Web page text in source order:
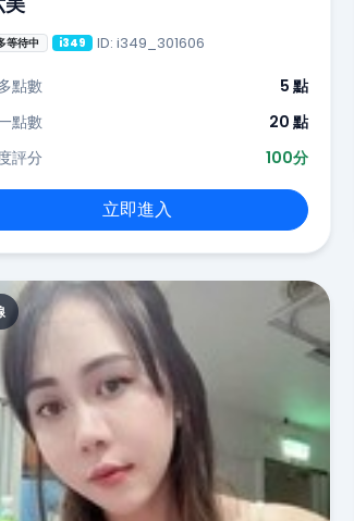
等待中 i349 ID: i349_301606
點數
5 點
點數
20 點
評分
100分
立即進入